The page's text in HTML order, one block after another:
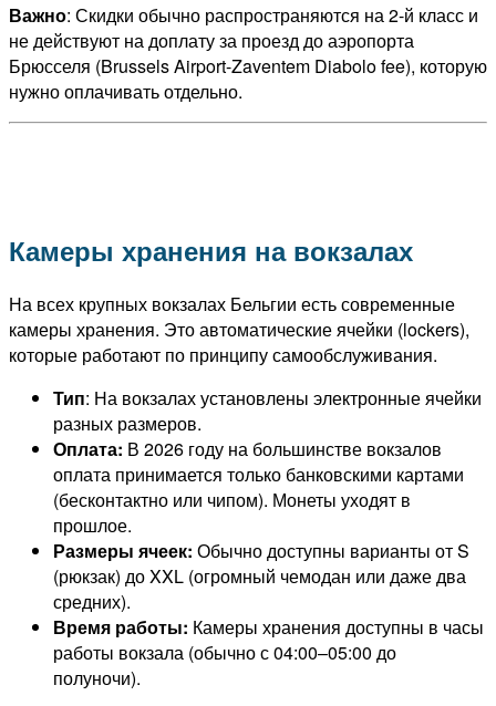
Важно: Скидки обычно распространяются на 2-й класс и
не действуют на доплату за проезд до аэропорта
Брюсселя (Brussels Airport-Zaventem Diabolo fee), которую
нужно оплачивать отдельно.
Камеры хранения на вокзалах
На всех крупных вокзалах Бельгии есть современные
камеры хранения. Это автоматические ячейки (lockers),
которые работают по принципу самообслуживания.
Тип: На вокзалах установлены электронные ячейки
разных размеров.
Оплата: В 2026 году на большинстве вокзалов
оплата принимается только банковскими картами
(бесконтактно или чипом). Монеты уходят в
прошлое.
Размеры ячеек: Обычно доступны варианты от S
(рюкзак) до XXL (огромный чемодан или даже два
средних).
Время работы: Камеры хранения доступны в часы
работы вокзала (обычно с 04:00–05:00 до
полуночи).